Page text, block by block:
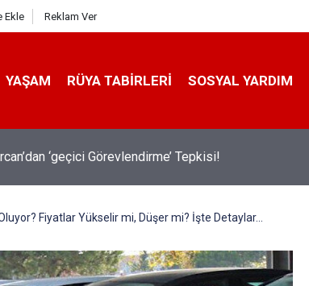
Ekle Reklam Ver
YAŞAM RÜYA TABIRLERI SOSYAL YARDIM
‘geçici Görevlendirme’ Tepkisi!
Fiyatlar Yükselir mi, Düşer mi? İşte Detaylar...